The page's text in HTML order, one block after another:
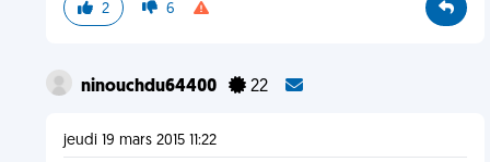
2 6
ninouchdu64400 22
jeudi 19 mars 2015 11:22